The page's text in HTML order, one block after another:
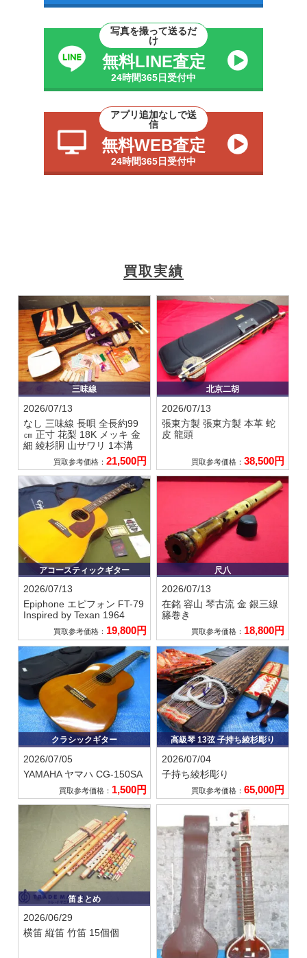
写真を撮って送るだ
け
無料LINE査定
24時間365日受付中
アプリ追加なしで送
信
無料WEB査定
24時間365日受付中
買取実績
三味線
2026/07/13
なし 三味線 長唄 全長約99
㎝ 正寸 花梨 18K メッキ 金
細 綾杉胴 山サワリ 1本溝
買取参考価格： 21,500円
北京二胡
2026/07/13
張東方製 張東方製 本革 蛇
皮 龍頭
買取参考価格：38,500円
アコースティックギター
2026/07/13
Epiphone エピフォン FT-79
Inspired by Texan 1964
買取参考価格： 19,800円
尺八
2026/07/13
在銘 容山 琴古流 金 銀三線
籐巻き
買取参考価格： 18,800円
クラシックギター
2026/07/05
YAMAHA ヤマハ CG-150SA
買取参考価格： 1,500円
高級琴 13弦 子持ち綾杉彫り
2026/07/04
子持ち綾杉彫り
買取参考価格：65,000円
笛まとめ
2026/06/29
横笛 縦笛 竹笛 15個個